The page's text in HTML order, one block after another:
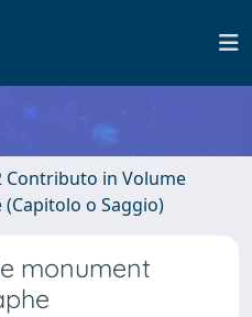
Contributo in Volume
o Saggio)
monument